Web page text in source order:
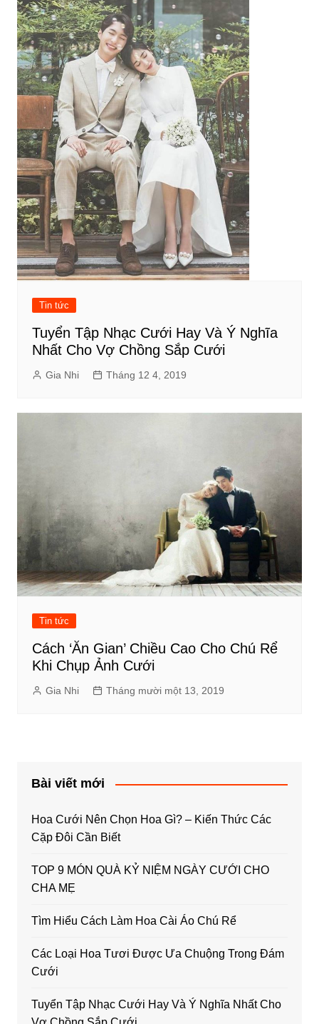
Tin tức
Tuyển Tập Nhạc Cưới Hay Và Ý Nghĩa
Nhất Cho Vợ Chồng Sắp Cưới
Gia Nhi Tháng 12 4, 2019
Tin tức
Cách ‘Ăn Gian’ Chiều Cao Cho Chú Rể
Khi Chụp Ảnh Cưới
Gia Nhi Tháng mười một 13, 2019
Bài viết mới
Hoa Cưới Nên Chọn Hoa Gì? – Kiến Thức Các
Cặp Đôi Cần Biết
TOP 9 MÓN QUÀ KỶ NIỆM NGÀY CƯỚI CHO
CHA MẸ
Tìm Hiểu Cách Làm Hoa Cài Áo Chú Rể
Các Loại Hoa Tươi Được Ưa Chuộng Trong Đám
Cưới
Tuyển Tập Nhạc Cưới Hay Và Ý Nghĩa Nhất Cho